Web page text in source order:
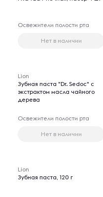
Освежители полости рта
Нет в наличии
Lion
Зубная паста "Dr. Sedoc" с
экстрактом масла чайного
дерева
Освежители полости рта
Нет в наличии
Lion
Зубная паста, 120 г